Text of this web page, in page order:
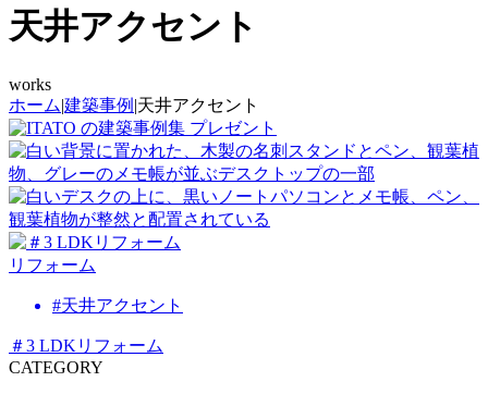
天井アクセント
works
ホーム|建築事例 |天井アクセント
の建築事例集 プレゼント
リフォーム
#天井アクセント
＃3 LDKリフォーム
CATEGORY